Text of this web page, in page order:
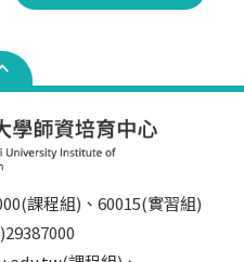
課程組)、60015(實習組)